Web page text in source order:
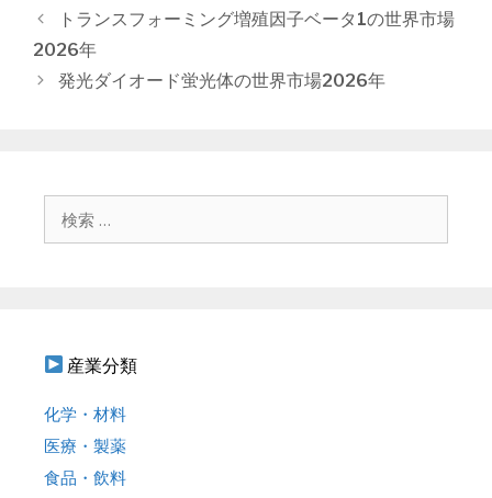
テ
ゴ
ー
投
稿
ョ
トランスフォーミング増殖因子ベータ1の世界市場
2026年
発光ダイオード蛍光体の世界市場2026年
産業分類
化学・材料
医療・製薬
食品・飲料